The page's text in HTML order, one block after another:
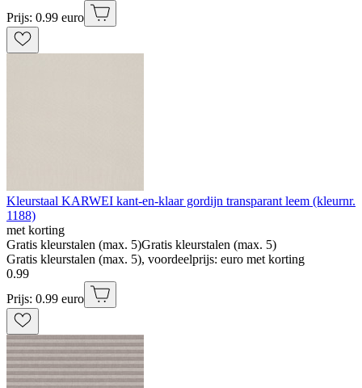
Prijs: 0.99 euro
Kleurstaal KARWEI kant-en-klaar gordijn transparant leem (kleurnr.
1188)
met korting
Gratis kleurstalen (max. 5)Gratis kleurstalen (max. 5)
Gratis kleurstalen (max. 5), voordeelprijs: euro met korting
0.99
Prijs: 0.99 euro